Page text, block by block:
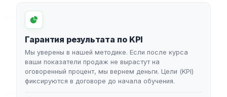
Гарантия результата по KPI
Мы уверены в нашей методике. Если после курса
ваши показатели продаж не вырастут на
оговоренный процент, мы вернем деньги. Цели (KPI)
фиксируются в договоре до начала обучения.